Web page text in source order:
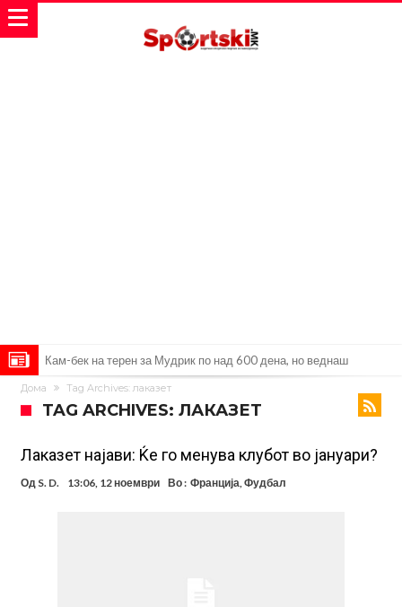
Џејк Пол започнува голем напад на УФЦ
Прекините за хидрација станаа бизнис: ФИФА не планира да ги
Француски судија обвинет за семејно насилство – му се заканува
18 месеци затвор
Ова никогаш не му се случило на Новак: Синер и Алкараз се
повлекуваат, а Зверев веднаш се „распадна“
Реал Мадрид донесе одлука: Eндрик заминува во Премиер
Дома Tag Archives: лаказет
TAG ARCHIVES: ЛАКАЗЕТ
Лаказет најави: Ќе го менува клубот во јануари?
Од S. D. 13:06, 12 ноември Во : Франција Фудбал